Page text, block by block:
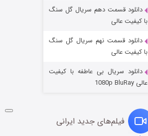
شکست استوارت در نجات جهان
قسمت ۷ (زیرنویس) منتشر شد
دانلود قسمت دهم سریال گل سنگ
با کیفیت عالی
دانلود قسمت نهم سریال گل سنگ
با کیفیت عالی
دانلود سریال بی عاطفه با کیفیت
عالی 1080p BluRay
فیلم‌های جدید ایرانی